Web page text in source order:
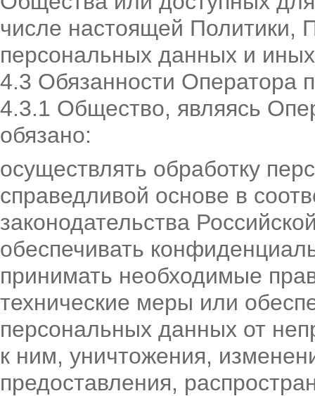
числе настоящей Политики,
персональных данных и
4.3 Обязанности Оператора
4.3.1 Общество, являясь
обязано:
осуществлять обработку
справедливой основе в
законодательства
обеспечивать
принимать необходимые
технические меры или
персональных данных от
к ним, уничтожения,
предоставления,